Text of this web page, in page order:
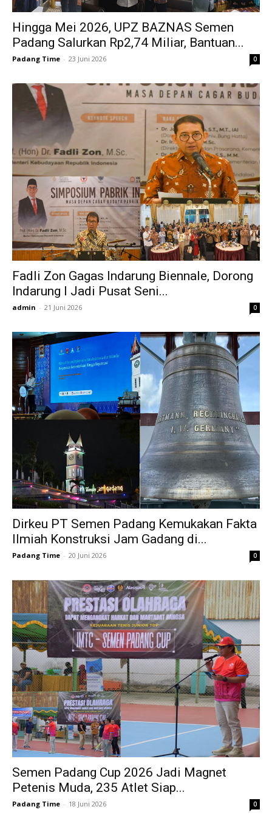
Hingga Mei 2026, UPZ BAZNAS Semen
Padang Salurkan Rp2,74 Miliar, Bantuan...
Padang Time - 23 Juni 2026 0
Fadli Zon Gagas Indarung Biennale, Dorong
Indarung I Jadi Pusat Seni...
admin - 21 Juni 2026 0
Dirkeu PT Semen Padang Kemukakan Fakta
Ilmiah Konstruksi Jam Gadang di...
Padang Time - 20 Juni 2026 0
Semen Padang Cup 2026 Jadi Magnet
Petenis Muda, 235 Atlet Siap...
Padang Time - 18 Juni 2026 0